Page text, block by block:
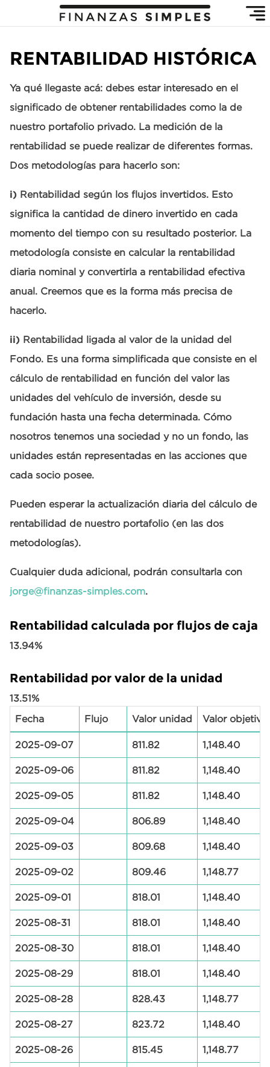
RENTABILIDAD HISTÓRICA
Ya qué llegaste acá: debes estar interesado en el
significado de obtener rentabilidades como la de
nuestro portafolio privado. La medición de la
rentabilidad se puede realizar de diferentes formas.
Dos metodologías para hacerlo son:
i) Rentabilidad según los flujos invertidos. Esto
significa la cantidad de dinero invertido en cada
momento del tiempo con su resultado posterior. La
metodología consiste en calcular la rentabilidad
diaria nominal y convertirla a rentabilidad efectiva
anual. Creemos que es la forma más precisa de
hacerlo.
ii) Rentabilidad ligada al valor de la unidad del
Fondo. Es una forma simplificada que consiste en el
cálculo de rentabilidad en función del valor las
unidades del vehículo de inversión, desde su
fundación hasta una fecha determinada. Cómo
nosotros tenemos una sociedad y no un fondo, las
unidades están representadas en las acciones que
cada socio posee.
Pueden esperar la actualización diaria del cálculo de
rentabilidad de nuestro portafolio (en las dos
metodologías).
Cualquier duda adicional, podrán consultarla con
jorge@finanzas-simples.com.
Rentabilidad calculada por flujos de caja
13.94%
Rentabilidad por valor de la unidad
13.51%
Fecha
Flujo Valor unidad Valor objetivo
2025-09-07 811.82 1,148.40
2025-09-06 811.82 1,148.40
2025-09-05 811.82 1,148.40
2025-09-04 806.89 1,148.40
2025-09-03 809.68 1,148.40
2025-09-02 809.46 1,148.77
2025-09-01 818.01 1,148.40
2025-08-31 818.01 1,148.40
2025-08-30 818.01 1,148.40
2025-08-29 818.01 1,148.40
2025-08-28 828.43 1,148.77
2025-08-27 823.72 1,148.40
2025-08-26 815.45 1,148.77